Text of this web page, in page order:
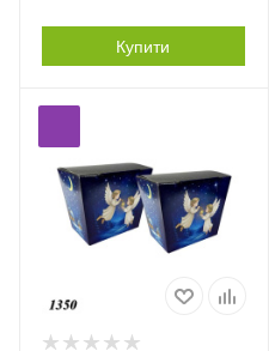
Купити